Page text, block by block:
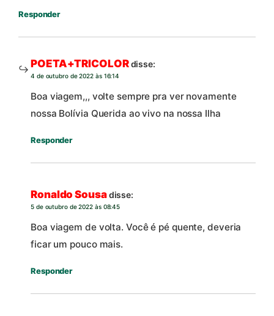
Responder
POETA+TRICOLORdisse:
4 de outubro de 2022 às 16:14
Boa viagem,,, volte sempre pra ver novamente
nossa Bolívia Querida ao vivo na nossa Ilha
Responder
Ronaldo Sousadisse:
5 de outubro de 2022 às 08:45
Boa viagem de volta. Você é pé quente, deveria
ficar um pouco mais.
Responder